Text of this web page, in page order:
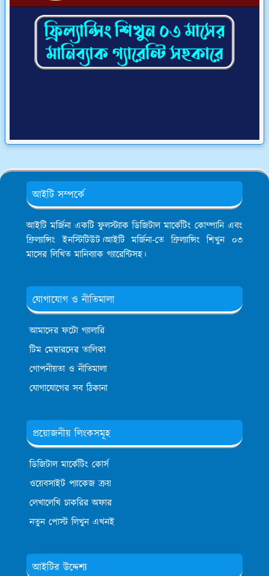
আইটি সম্পর্কে
আইটি মর্জিনা একটি ফুলস্ট্যাক ডিজিটাল মার্কেটিং কোম্পানি এবং
ফ্রিল্যান্সিং ইনস্টিটিউট।আইটি মর্জিনা-তে ফ্রিল্যান্সিং শিখুন ০৩
মাসের লিখিত মানিব্যাক গ্যারেন্টিসহ।
যোগাযোগ ও নীতিমালা
আমাদের ফটো গ্যালারি
টিম মেম্বারদের তালিকা
গোপনীয়তা ও নীতিমালা
যোগাযোগের সব ঠিকানা
প্রয়োজনীয় লিংকসমূহ
ডিজিটাল মার্কেটিং কোর্স
ওয়েবসাইট প্যাকেজ ক্রয়
লেখালেখি চাকরির অফার
নতুন পোস্ট লিখুন এখনই
আইটির উদ্দেশ্য